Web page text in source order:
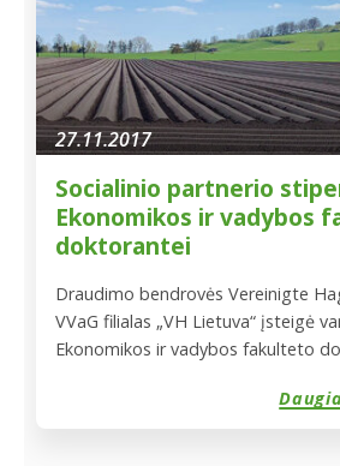
27.11.2017
Socialinio partnerio
Ekonomikos ir vadybos
doktorantei
Draudimo bendrovės Vereinigte
VVaG filialas „VH Lietuva“ įsteigė
Ekonomikos ir vadybos fakulteto
doktorantūros studijų studentus